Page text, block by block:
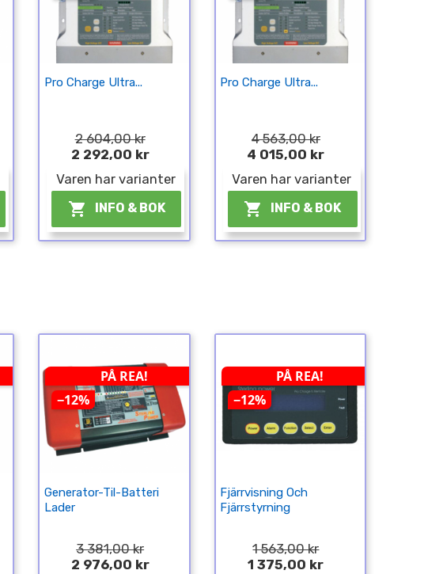
Pro Charge Ultra...
2 604,00 kr
2 292,00 kr
Varen har varianter
 INFO & BOK
Pro Charge Ultra...
4 563,00 kr
4 015,00 kr
Varen har varianter
 INFO & BOK
PÅ REA!
−12%
Generator-Til-Batteri
Lader
3 381,00 kr
2 976,00 kr
PÅ REA!
−12%
Fjärrvisning Och
Fjärrstyrning
1 563,00 kr
1 375,00 kr